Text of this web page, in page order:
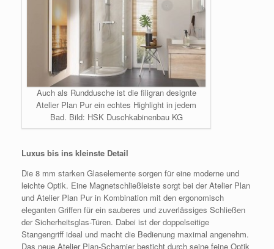
Auch als Runddusche ist die filigran designte
Atelier Plan Pur ein echtes Highlight in jedem
Bad. Bild: HSK Duschkabinenbau KG
Luxus bis ins kleinste Detail
Die 8 mm starken Glaselemente sorgen für eine moderne und
leichte Optik. Eine Magnetschließleiste sorgt bei der Atelier Plan
und Atelier Plan Pur in Kombination mit den ergonomisch
eleganten Griffen für ein sauberes und zuverlässiges Schließen
der Sicherheitsglas-Türen. Dabei ist der doppelseitige
Stangengriff ideal und macht die Bedienung maximal angenehm.
Das neue Atelier Plan-Scharnier besticht durch seine feine Optik